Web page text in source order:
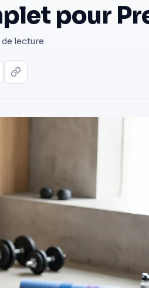
pour
de lecture